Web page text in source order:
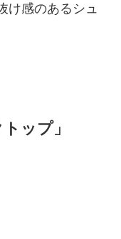
け感のあるシュ
ップ」